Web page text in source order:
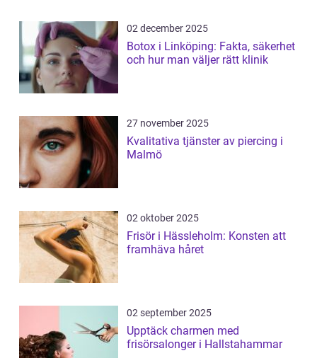
02 december 2025
Botox i Linköping: Fakta, säkerhet
och hur man väljer rätt klinik
27 november 2025
Kvalitativa tjänster av piercing i
Malmö
02 oktober 2025
Frisör i Hässleholm: Konsten att
framhäva håret
02 september 2025
Upptäck charmen med
frisörsalonger i Hallstahammar